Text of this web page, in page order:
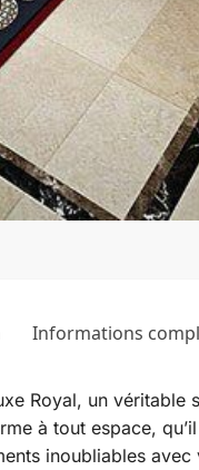
Informations
Royal, un
à tout espace,
inoubliables